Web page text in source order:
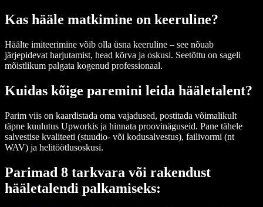
Kas hääle matkimine on keeruline?
Häälte imiteerimine võib olla üsna keeruline – see nõuab
järjepidevat harjutamist, head kõrva ja oskusi. Seetõttu on sageli
mõistlikum palgata kogenud professionaal.
Kuidas kõige paremini leida hääletalent?
Parim viis on kaardistada oma vajadused, postitada võimalikult
täpne kuulutus Upworkis ja hinnata proovinäguseid. Pane tähele
salvestise kvaliteeti (stuudio- või kodusalvestus), failivormi (nt
WAV) ja helitöötlusoskusi.
Parimad 8 tarkvara või rakendust
hääletalendi palkamiseks: